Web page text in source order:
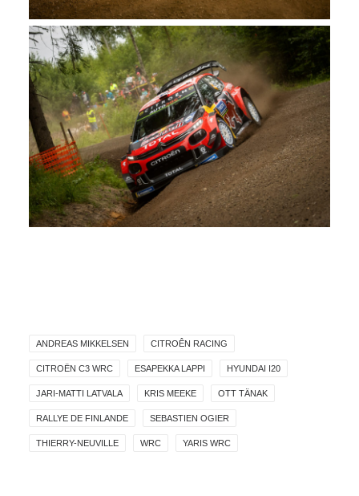
ANDREAS MIKKELSEN CITROÊN RACING
CITROËN C3 WRC ESAPEKKA LAPPI HYUNDAI I20
JARI-MATTI LATVALA KRIS MEEKE OTT TÄNAK
RALLYE DE FINLANDE SEBASTIEN OGIER
THIERRY-NEUVILLE WRC YARIS WRC